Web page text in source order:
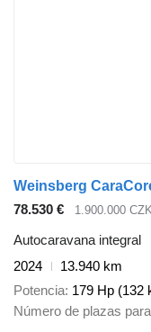
Weinsberg
78.530 €
1.900.000 CZK
Autocaravana integral
2024
13.940 km
Potencia 179 Hp (132
Número de plazas